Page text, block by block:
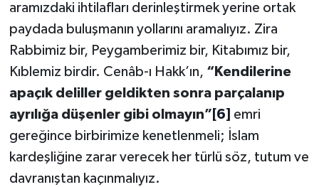
aramızdaki ihtilafları derinleştirmek yerine ortak
paydada buluşmanın yollarını aramalıyız. Zira
Rabbimiz bir, Peygamberimiz bir, Kitabımız bir,
Kıblemiz birdir. Cenâb-ı Hakk’ın, “Kendilerine
apaçık deliller geldikten sonra parçalanıp
ayrılığa düşenler gibi olmayın” [6]
emri
gereğince birbirimize kenetlenmeli; İslam
kardeşliğine zarar verecek her türlü söz, tutum ve
davranıştan kaçınmalıyız.
Kastamonu Müftülüğü
Kayseri Müftülüğü
Kilis Müftülüğü
Kırıkkale Müftülüğü
Kırklareli Müftülüğü